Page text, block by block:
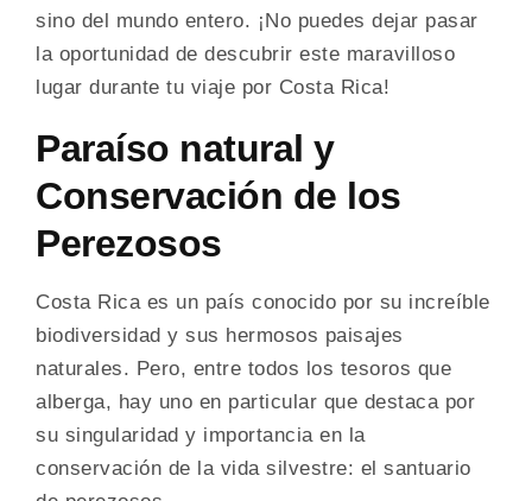
sino del mundo entero. ¡No puedes dejar pasar
la oportunidad de descubrir este maravilloso
lugar durante tu viaje por Costa Rica!
Paraíso natural y
Conservación de los
Perezosos
Costa Rica es un país conocido por su increíble
biodiversidad y sus hermosos paisajes
naturales. Pero, entre todos los tesoros que
alberga, hay uno en particular que destaca por
su singularidad y importancia en la
conservación de la vida silvestre: el santuario